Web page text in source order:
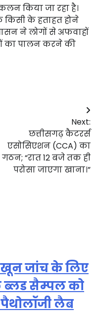
किया जा रहा है।
किसी के हताहत होने
ने लोगों से अफवाहों
का पालन करने की
Next:
छत्तीसगढ़ कैटरर्स
एसोसिएशन (CCA) का
गठन; “रात 12 बजे तक ही
परोसा जाएगा खाना।”
खून जांच के लिए
ब्लड सैम्पल को
पैथोलॉजी लैब